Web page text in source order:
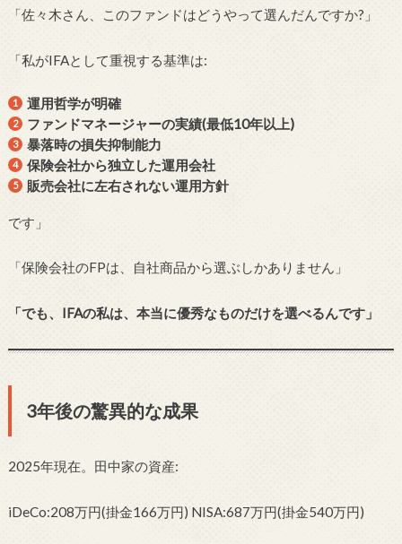
「佐々木さん、このファンドはどうやって選んだんですか?」
「私がIFAとして重視する基準は:
運用哲学が明確
ファンドマネージャーの実績(最低10年以上)
暴落時の損失抑制能力
保険会社から独立した運用会社
販売会社に左右されない運用方針
です」
「保険会社のFPは、自社商品から選ぶしかありません」
「でも、IFAの私は、本当に優秀なものだけを選べるんです」
3年後の驚異的な成果
2025年現在。田中家の資産:
iDeCo:208万円(掛金166万円) NISA:687万円(掛金540万円)